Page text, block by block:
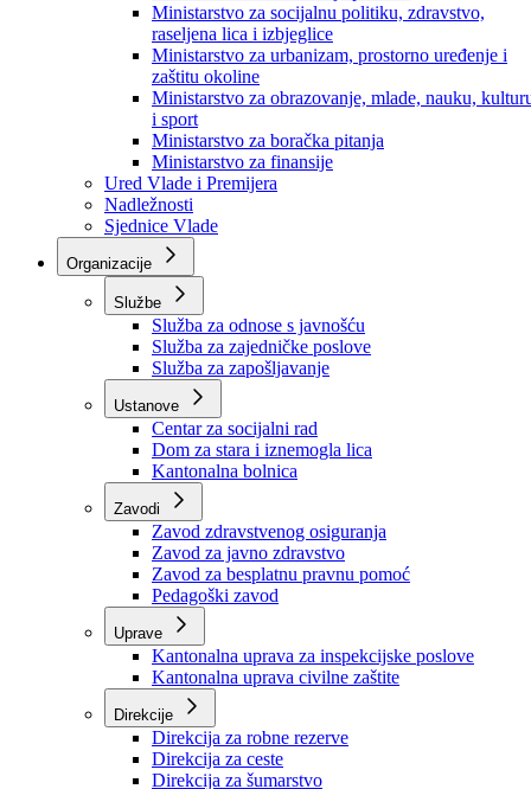
Ministarstvo za privredu
Ministarstvo za pravosuđe, upravu i radne odnose
Ministarstvo za unutrašnje poslove
Ministarstvo za socijalnu politiku, zdravstvo,
raseljena lica i izbjeglice
Ministarstvo za urbanizam, prostorno uređenje i
zaštitu okoline
Ministarstvo za obrazovanje, mlade, nauku,
i sport
Ministarstvo za boračka pitanja
Ministarstvo za finansije
Ured Vlade i Premijera
Nadležnosti
Sjednice Vlade
Organizacije
Službe
Služba za odnose s javnošću
Služba za zajedničke poslove
Služba za zapošljavanje
Ustanove
Centar za socijalni rad
Dom za stara i iznemogla lica
Kantonalna bolnica
Zavodi
Zavod zdravstvenog osiguranja
Zavod za javno zdravstvo
Zavod za besplatnu pravnu pomoć
Pedagoški zavod
Kantonalna uprava za inspekcijske poslove
Kantonalna uprava civilne zaštite
Direkcije